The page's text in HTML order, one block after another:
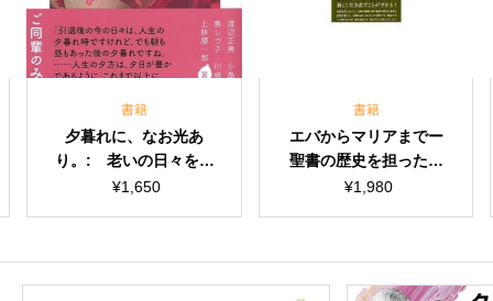
、なお光あ
の日々を生
エバからマリアまでー
聖書の歴史を担った女
自然の問
間の自然と